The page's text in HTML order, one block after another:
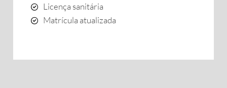
Licença sanitária
Matrícula atualizada